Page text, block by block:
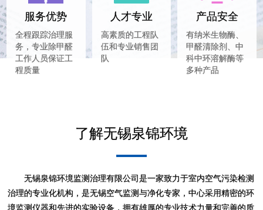
服务优势
全程跟踪治理服
务，专业除甲醛
工作人员保证工
程质量
人才专业
高素质的工程队
伍和专业销售团
队
产品安全
有纳米生物酶、
甲醛清除剂、中
科中环溶解酶等
多种产品
了解无锡泉锦环境
无锡泉锦环境监测治理有限公司是一家致力于室内空气污染检测
治理的专业化机构，是无锡空气监测与净化专家，中心采用精密的环
境监测仪器和先进的实验设备，拥有雄厚的专业技术力量和完善的质